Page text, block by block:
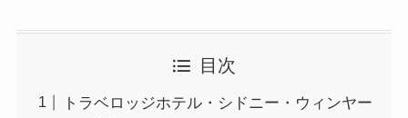
目次
トラベロッジホテル・シドニー・ウィンヤー